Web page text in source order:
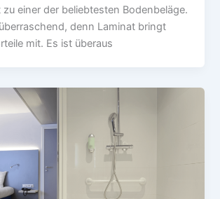
einer der beliebtesten Bodenbeläge.
denn Laminat bringt
mit. Es ist überaus